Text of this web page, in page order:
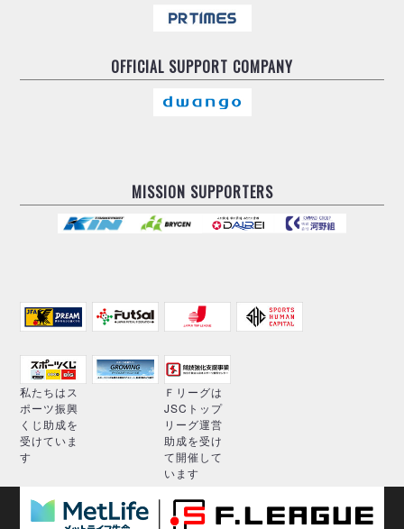
OFFICIAL SUPPORT COMPANY
MISSION SUPPORTERS
私たちはス
ポーツ振興
くじ助成を
受けていま
す
Ｆリーグは
JSCトップ
リーグ運営
助成を受け
て開催して
います